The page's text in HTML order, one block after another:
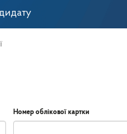
Номер облікової картки